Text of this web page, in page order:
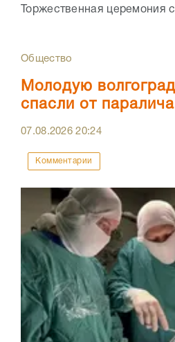
Торжественная церемония
Общество
Молодую
спасли от
07.08.202620:24
Комментарии